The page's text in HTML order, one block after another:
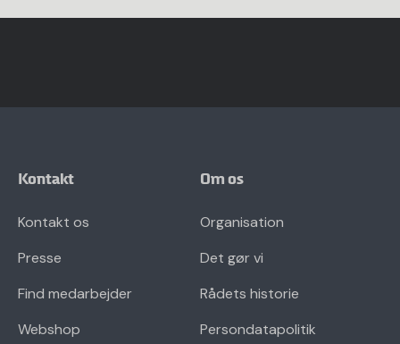
Kontakt
Kontakt os
Presse
Find medarbejder
Webshop
Om os
Organisation
Det gør vi
Rådets historie
Persondatapolitik